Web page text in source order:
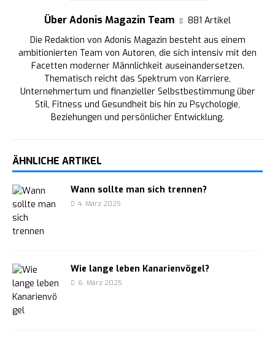
Über Adonis Magazin Team
881 Artikel
Die Redaktion von Adonis Magazin besteht aus einem
ambitionierten Team von Autoren, die sich intensiv mit den
Facetten moderner Männlichkeit auseinandersetzen.
Thematisch reicht das Spektrum von Karriere,
Unternehmertum und finanzieller Selbstbestimmung über
Stil, Fitness und Gesundheit bis hin zu Psychologie,
Beziehungen und persönlicher Entwicklung.
ÄHNLICHE ARTIKEL
Wann sollte man sich trennen?
4. März 2025
Wie lange leben Kanarienvögel?
6. März 2025